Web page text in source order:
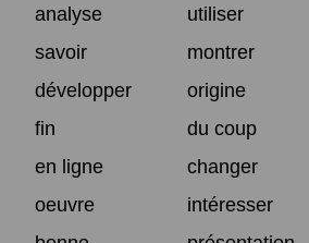
analyse
utiliser
savoir
montrer
développer
origine
fin
du coup
en ligne
changer
oeuvre
intéresser